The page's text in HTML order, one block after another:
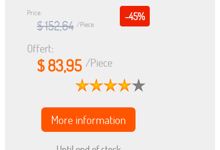
-45%
Price:
$ 152,64 /Piece
Offert:
$ 83,95/Piece
More information